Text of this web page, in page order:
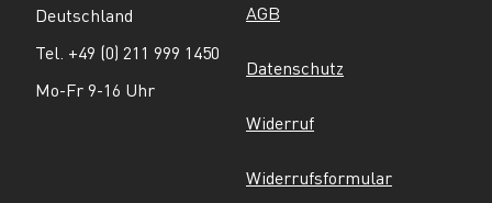
Deutschland
Tel. +49 (0) 211 999 1450
Mo-Fr 9-16 Uhr
AGB
Datenschutz
Widerruf
Widerrufsformular